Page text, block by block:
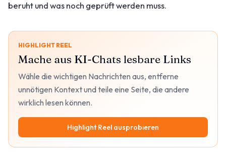
beruht und was noch geprüft werden muss.
HIGHLIGHT REEL
Mache aus KI-Chats lesbare Links
Wähle die wichtigen Nachrichten aus, entferne
unnötigen Kontext und teile eine Seite, die andere
wirklich lesen können.
Highlight Reel ausprobieren